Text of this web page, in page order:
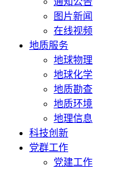
图片新闻
在线视频
地质服务
地球物理
地球化学
地质勘查
地质环境
地理信息
科技创新
党群工作
党建工作